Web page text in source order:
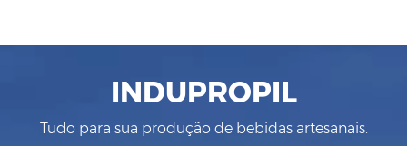
INDUPROPIL
Tudo para sua produção de bebidas artesanais.